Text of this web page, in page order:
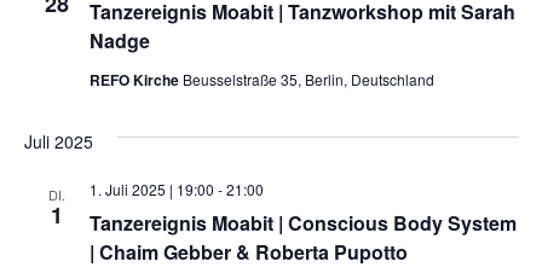
Tanzereignis Moabit | Tanzworkshop mit Sarah
Nadge
REFO Kirche Beusselstraße 35, Berlin, Deutschland
Juli 2025
DI.
1
Tanzereignis Moabit | Conscious Body System
| Chaim Gebber & Roberta Pupotto
1. Juli 2025 | 19:00 -21:00